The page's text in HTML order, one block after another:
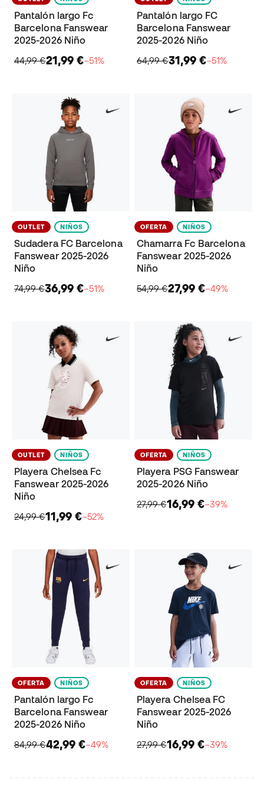
Pantalón largo Fc
Barcelona Fanswear
2025-2026 Niño
44,99 €21,99 €−51%
Pantalón largo FC
Barcelona Fanswear
2025-2026 Niño
64,99 €31,99 €−51%
OUTLET NIÑOS
Sudadera FC Barcelona
Fanswear 2025-2026
Niño
74,99 €36,99 €−51%
OFERTA NIÑOS
Chamarra Fc Barcelona
Fanswear 2025-2026
Niño
54,99 €27,99 €−49%
OUTLET NIÑOS
Playera Chelsea Fc
Fanswear 2025-2026
Niño
24,99 €11,99 €−52%
OFERTA NIÑOS
Playera PSG Fanswear
2025-2026 Niño
27,99 €16,99 €−39%
OFERTA NIÑOS
Pantalón largo Fc
Barcelona Fanswear
2025-2026 Niño
84,99 €42,99 €−49%
OFERTA NIÑOS
Playera Chelsea FC
Fanswear 2025-2026
Niño
27,99 €16,99 €−39%